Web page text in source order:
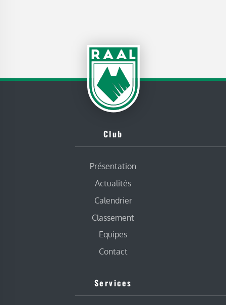
Club
Présentation
Actualités
Calendrier
Classement
Equipes
Contact
Services